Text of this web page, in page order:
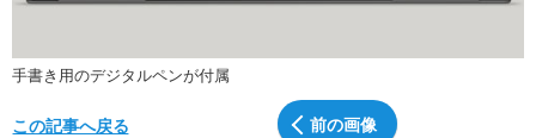
手書き用のデジタルペンが付属
前の画像
この記事へ戻る